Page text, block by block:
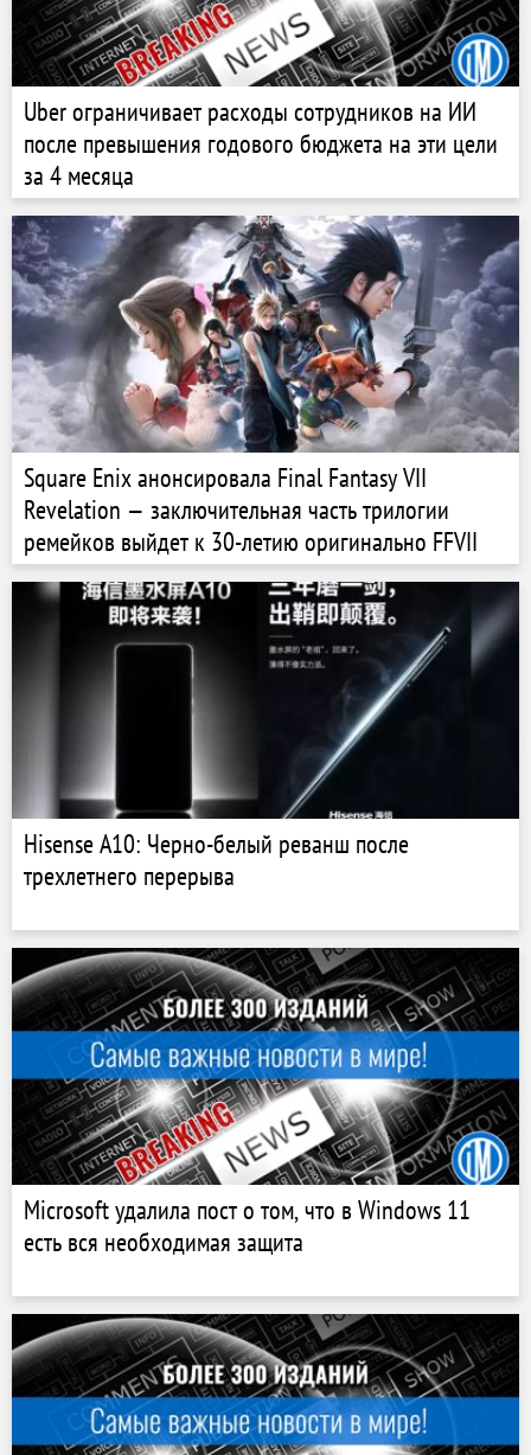
Uber ограничивает расходы сотрудников на ИИ
после превышения годового бюджета на эти цели
за 4 месяца
Square Enix анонсировала Final Fantasy VII
Revelation — заключительная часть трилогии
ремейков выйдет к 30-летию оригинально FFVII
Hisense A10: Черно-белый реванш после
трехлетнего перерыва
Microsoft удалила пост о том, что в Windows 11
есть вся необходимая защита